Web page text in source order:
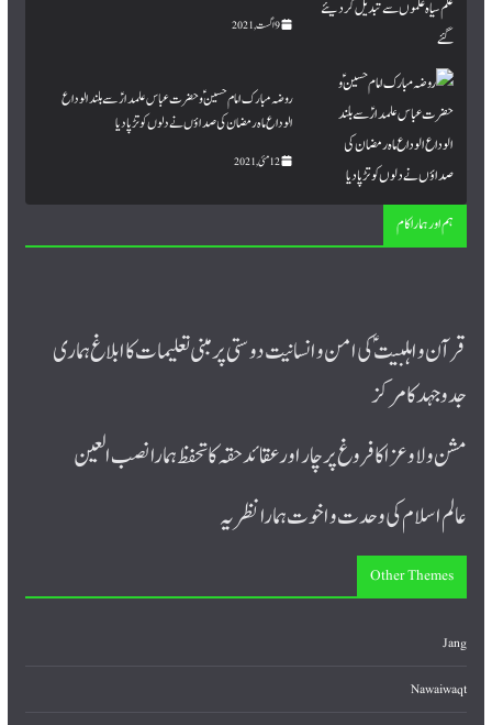
9 اگست, 2021
روضہ مبارک امام حسینؑ و حضرت عباس علمدارؑ سے بلند الوداع
الوداع ماہ رمضان کی صداؤں نے دلوں کو تڑپا دیا
12 مئی, 2021
ہم اور ہمارا کام
قرآن و اہلبیت ؑ کی امن و انسانیت دوستی پر مبنی تعلیمات کا ابلاغ ہماری
جدوجہد کا مرکز
مشن ولا و عزا کا فروغ پرچار اورعقائد حقہ کا تحفظ ہمارا نصب العین
عالم اسلام کی وحدت و اخوت ہمارا نظریہ
Other Themes
Jang
Nawaiwaqt